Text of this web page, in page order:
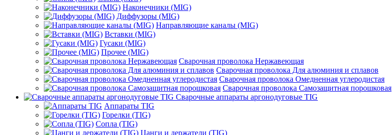
Наконечники (MIG)
Диффузоры (MIG)
Направляющие каналы (MIG)
Вставки (MIG)
Гусаки (MIG)
Прочее (MIG)
Сварочная проволока Нержавеющая
Сварочная проволока Для алюминия и сплавов
Сварочная проволока Омедненная углеродистая
Сварочная проволока Самозащитная порошковая
Сварочные аппараты аргонодуговые TIG
Аппараты TIG
Горелки (TIG)
Сопла (TIG)
Цанги и держатели (TIG)